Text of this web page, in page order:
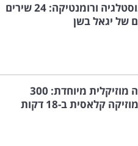
זמן לנוסטלגיה ורומנטיקה: 24 שירים
של יגאל בשן
הרצאה מוזיקלית מיוחדת: 300
קלאסית ב-18 דקות